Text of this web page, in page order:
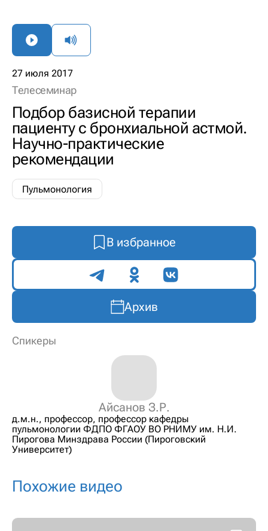
27 июля 2017
Телесеминар
Подбор базисной терапии
пациенту с бронхиальной астмой.
Научно-практические
рекомендации
Пульмонология
В избранное
Поделиться
Архив
Спикеры
Айсанов З.Р.
д.м.н., профессор, профессор кафедры
пульмонологии ФДПО ФГАОУ ВО РНИМУ им. Н.И.
Пирогова Минздрава России (Пироговский
Университет)
Похожие видео